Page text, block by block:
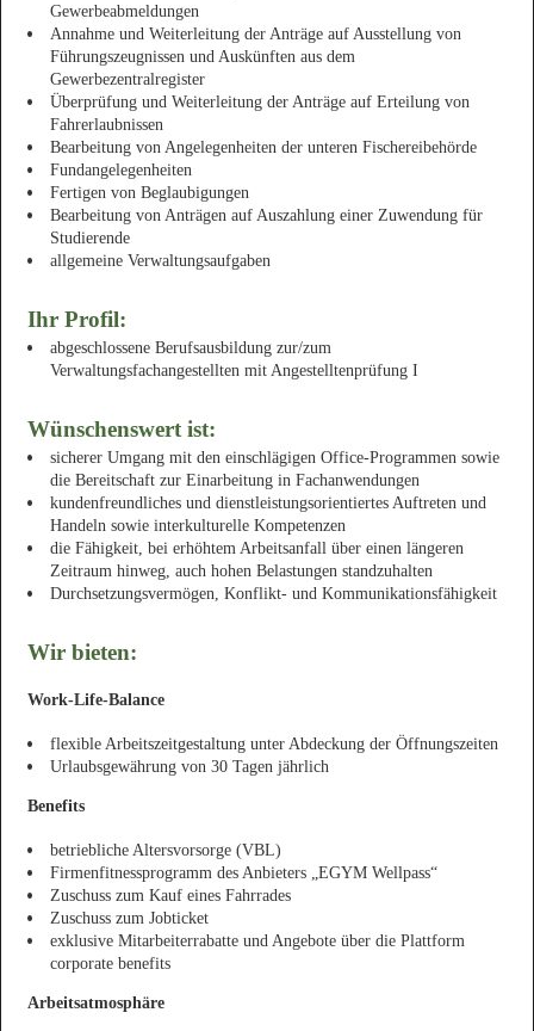
Gewerbeabmeldungen
Annahme und Weiterleitung der Anträge auf Ausstellung von
Führungszeugnissen und Auskünften aus dem
Gewerbezentralregister
Überprüfung und Weiterleitung der Anträge auf Erteilung von
Fahrerlaubnissen
Bearbeitung von Angelegenheiten der unteren Fischereibehörde
Fundangelegenheiten
Fertigen von Beglaubigungen
Bearbeitung von Anträgen auf Auszahlung einer Zuwendung für
Studierende
allgemeine Verwaltungsaufgaben
Ihr Profil:
abgeschlossene Berufsausbildung zur/zum
Verwaltungsfachangestellten mit Angestelltenprüfung I
Wünschenswert ist:
sicherer Umgang mit den einschlägigen Office-Programmen sowie
die Bereitschaft zur Einarbeitung in Fachanwendungen
kundenfreundliches und dienstleistungsorientiertes Auftreten und
Handeln sowie interkulturelle Kompetenzen
die Fähigkeit, bei erhöhtem Arbeitsanfall über einen längeren
Zeitraum hinweg, auch hohen Belastungen standzuhalten
Durchsetzungsvermögen, Konflikt- und Kommunikationsfähigkeit
Wir bieten:
Work-Life-Balance
flexible Arbeitszeitgestaltung unter Abdeckung der Öffnungszeiten
Urlaubsgewährung von 30 Tagen jährlich
Benefits
betriebliche Altersvorsorge (VBL)
Firmenfitnessprogramm des Anbieters „EGYM Wellpass“
Zuschuss zum Kauf eines Fahrrades
Zuschuss zum Jobticket
exklusive Mitarbeiterrabatte und Angebote über die Plattform
corporate benefits
Arbeitsatmosphäre